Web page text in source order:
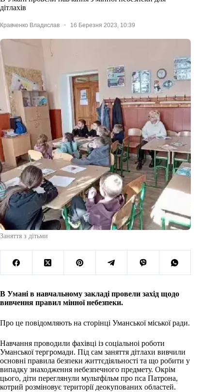
дітлахів
Кравченко Владислав 16 Березня 2023, 10:39
Заняття з дітьми
В Умані в навчальному закладі провели захід щодо
вивчення правил мінної небезпеки.
Про це повідомляють на сторінці Уманської міської ради.
Навчання проводили фахівці із соціальноі роботи
Уманської тергромади. Під сам заняття дітлахи вивчили
основні правила безпеки життєдіяльності та що робити у
випадку знаходження небезпечного предмету. Окрім
цього, діти переглянули мультфільм про пса Патрона,
котрий розміновує території деокупованих областей.